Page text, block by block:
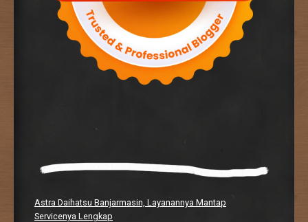
Astra Daihatsu Banjarmasin, Layanannya Mantap
Servicenya Lengkap